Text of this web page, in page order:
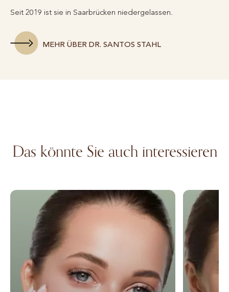
Seit 2019 ist sie in Saarbrücken niedergelassen.
MEHR ÜBER DR. SANTOS STAHL
Das könnte Sie auch interessieren
Skinbooster Facelifting